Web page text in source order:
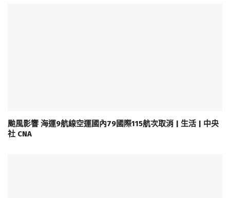
颱風影響 海運9航線空運國內79國際115航次取消 | 生活 | 中央
社 CNA